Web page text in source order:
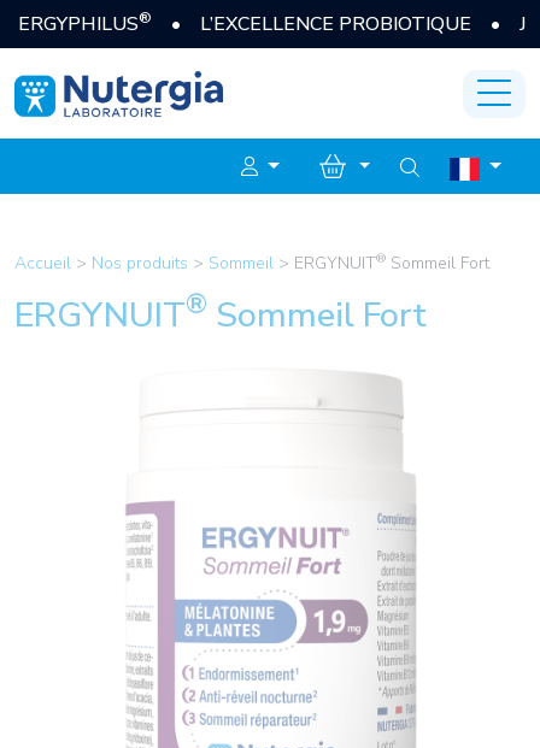
®• L’EXCELLENCE PROBIOTIQUE • JE
Accueil > Nos produits > Sommeil > ERGYNUIT® Sommeil Fort
ERGYNUIT® Sommeil Fort